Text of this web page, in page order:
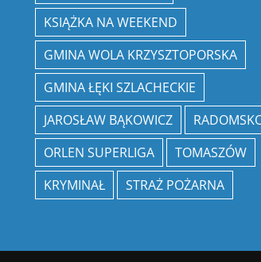
KSIĄŻKA NA WEEKEND
GMINA WOLA KRZYSZTOPORSKA
GMINA ŁĘKI SZLACHECKIE
JAROSŁAW BĄKOWICZ
ORLEN SUPERLIGA
TOMASZÓW
KRYMINAŁ
STRAŻ POŻARNA